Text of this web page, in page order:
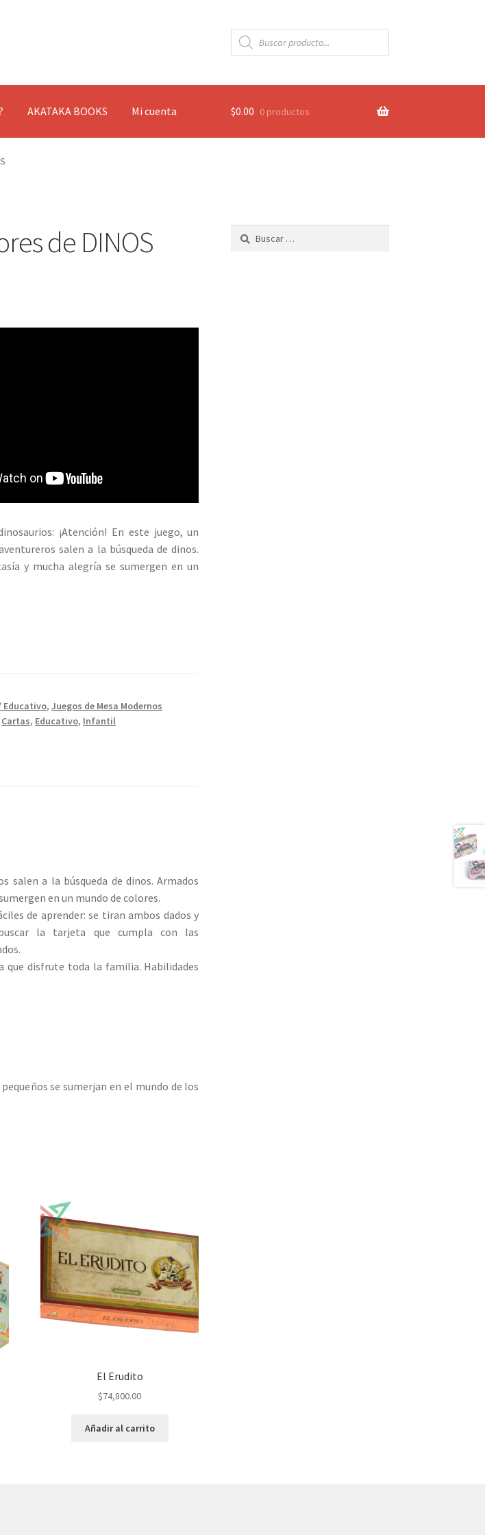
Búsqueda
de
productos
AKATAKA BOOKS Mi cuenta $0.00 0 productos
de DINOS
¡Atención! En este juego, un
salen a la búsqueda de dinos.
y mucha alegría se sumergen en un
,Juegos de Mesa Modernos
Cartas, Educativo, Infantil
salen a la búsqueda de dinos. Armados
en un mundo de colores.
de aprender: se tiran ambos dados y
la tarjeta que cumpla con las
que disfrute toda la familia. Habilidades
se sumerjan en el mundo de los
El Erudito
$74,800.00
Añadir al carrito
Buscar: